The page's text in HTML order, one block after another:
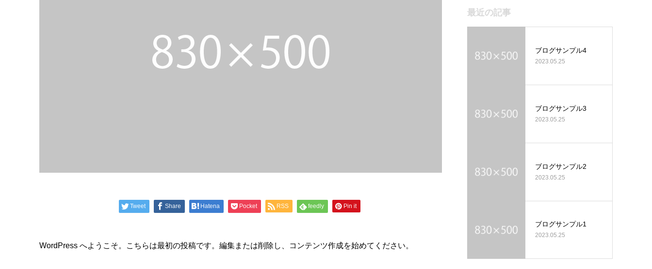
Tweet Share Hatena Pocket RSS feedly Pin it
WordPress へようこそ。こちらは最初の投稿です。編集または削除し、コンテンツ作成を始めてください。
最近の記事
ブログサンプル4
2023.05.25
ブログサンプル3
2023.05.25
ブログサンプル2
2023.05.25
ブログサンプル1
2023.05.25